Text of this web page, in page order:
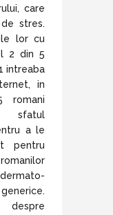
care
stres.
lor cu
2 din 5
intreaba
in
a le
pentru